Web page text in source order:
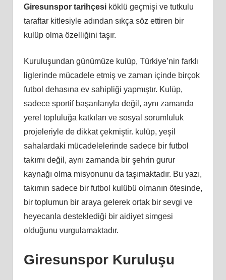
Giresunspor tarihçesiköklü geçmişi ve tutkulu
taraftar kitlesiyle adından sıkça söz ettiren bir
kulüp olma özelliğini taşır.
Kuruluşundan günümüze kulüp, Türkiye’nin farklı
liglerinde mücadele etmiş ve zaman içinde birçok
futbol dehasına ev sahipliği yapmıştır. Kulüp,
sadece sportif başarılarıyla değil, aynı zamanda
yerel topluluğa katkıları ve sosyal sorumluluk
projeleriyle de dikkat çekmiştir. kulüp, yeşil
sahalardaki mücadelelerinde sadece bir futbol
takımı değil, aynı zamanda bir şehrin gurur
kaynağı olma misyonunu da taşımaktadır. Bu yazı,
takımın sadece bir futbol kulübü olmanın ötesinde,
bir toplumun bir araya gelerek ortak bir sevgi ve
heyecanla desteklediği bir aidiyet simgesi
olduğunu vurgulamaktadır.
Giresunspor Kuruluşu